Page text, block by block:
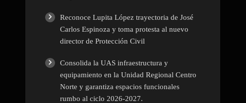
Reconoce Lupita López trayectoria de José
Carlos Espinoza y toma protesta al nuevo
director de Protección Civil
Consolida la UAS infraestructura y
equipamiento en la Unidad Regional Centro
Norte y garantiza espacios funcionales
rumbo al ciclo 2026-2027.